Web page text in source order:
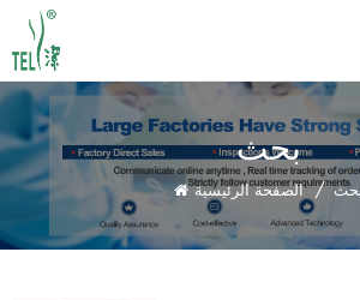
بحث
الصفحة الرئيسية /